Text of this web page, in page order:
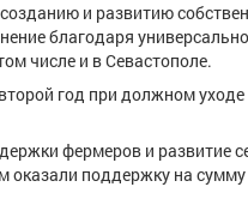
и развитию
благодаря
числе и в Севастополе.
год при должном
фермеров и развитие
оказали поддержку на